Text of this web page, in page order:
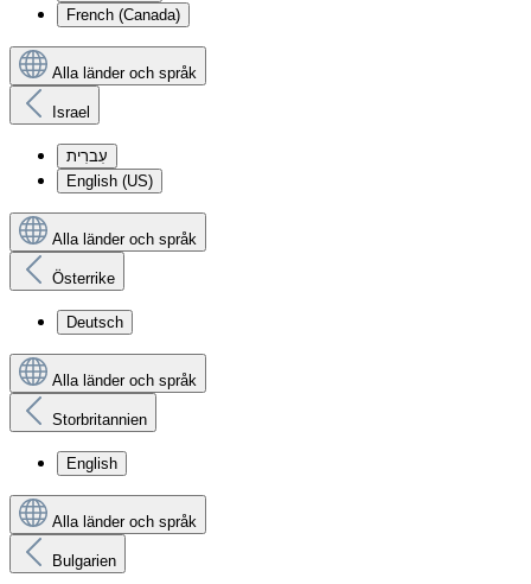
French (Canada)
Alla länder och språk
Israel
עִברִית
English (US)
Alla länder och språk
Österrike
Deutsch
Alla länder och språk
Storbritannien
English
Alla länder och språk
Bulgarien